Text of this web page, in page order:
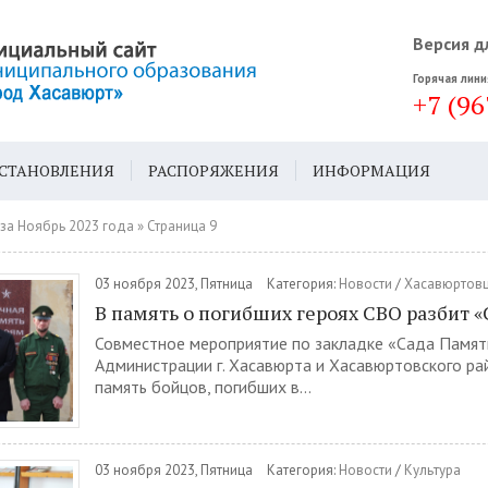
Версия
Горячая
+7
РАСПОРЯЖЕНИЯ ИНФОРМАЦИЯ
ГЕН. ПЛАН
Ноябрь 2023 года » Страница 9
03 ноября 2023, Пятница Категория: Новости /
В память о погибших героях СВО разбит
Совместное мероприятие по закладке «Сада
Администрации г. Хасавюрта и Хасавюртовского
память бойцов, погибших в...
03 ноября 2023, Пятница Категория: Новости / Культура